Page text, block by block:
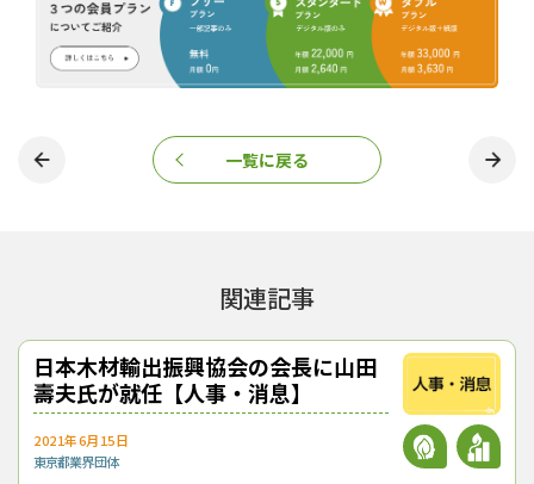
一覧に戻る
関連記事
日本木材輸出振興協会の会長に山田
壽夫氏が就任【人事・消息】
2021年6月15日
東京都業界団体